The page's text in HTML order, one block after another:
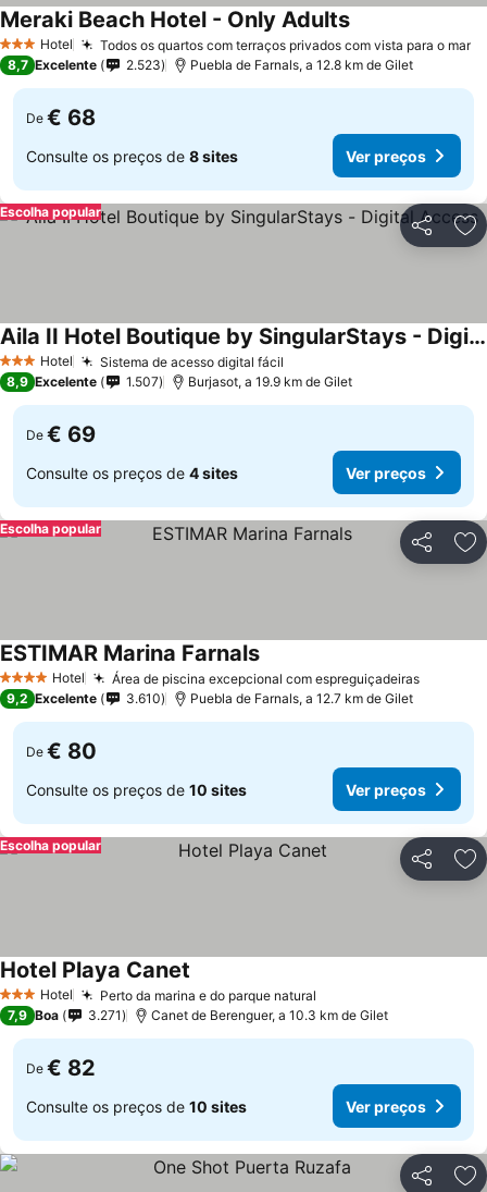
3 EstrelasHotel Todos os quartos com terraços privados com vista para o mar
Meraki Beach Hotel - Only Adults
8,7 Excelente 2.523 Puebla de Farnals, a 12.8 km de Gilet
De € 68
Consulte os preços de 8 sites Ver preços
Partilhar
Escolha popular
3 EstrelasHotel Sistema de acesso digital fácil
Aila II Hotel Boutique by SingularStays - Digital Access
8,9 Excelente 1.507 Burjasot, a 19.9 km de Gilet
De € 69
Consulte os preços de 4 sites Ver preços
Partilhar
Escolha popular
4 EstrelasHotel Área de piscina excepcional com espreguiçadeiras
ESTIMAR Marina Farnals
9,2 Excelente 3.610 Puebla de Farnals, a 12.7 km de Gilet
De € 80
Consulte os preços de 10 sites Ver preços
Partilhar
Escolha popular
3 EstrelasHotel Perto da marina e do parque natural
Hotel Playa Canet
7,9 Boa 3.271 Canet de Berenguer, a 10.3 km de Gilet
De € 82
Consulte os preços de 10 sites Ver preços
Partilhar